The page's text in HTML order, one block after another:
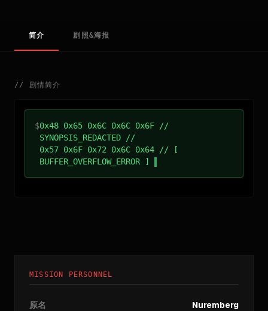
简介 剧照&海报
// 剧情简介
$0x48 0x65 0x6C 0x6C 0x6F //
SYNOPSIS_REDACTED //
0x57 0x6F 0x72 0x6C 0x64 // [
BUFFER_OVERFLOW_ERROR ]
MISSION PERSONNEL
原名 Nuremberg